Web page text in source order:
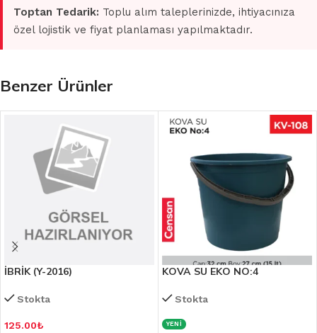
Toptan Tedarik: Toplu alım taleplerinizde, ihtiyacınıza
özel lojistik ve fiyat planlaması yapılmaktadır.
Benzer Ürünler
İBRİK (Y-2016)
Stokta
125.00₺
KOVA SU EKO NO:4
Stokta
YENİ